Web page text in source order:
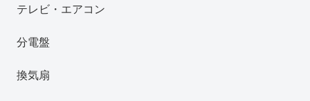
テレビ・エアコン
分電盤
換気扇